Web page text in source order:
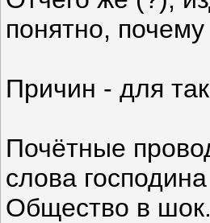
понятно,
Причин - для
Почётные
слова
Общество в